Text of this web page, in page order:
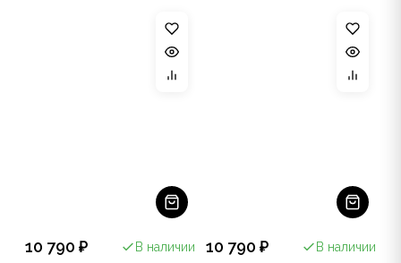
10 790 ₽ В наличии 10 790 ₽ В наличии